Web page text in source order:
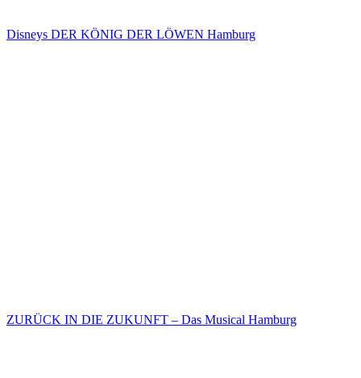
Disneys DER KÖNIG DER LÖWEN Hamburg
ZURÜCK IN DIE ZUKUNFT – Das Musical Hamburg